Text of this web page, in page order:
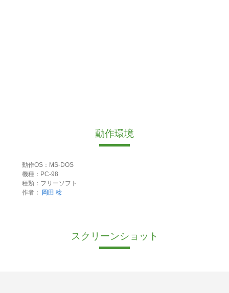
動作環境
動作OS：MS-DOS
機種：PC-98
種類：フリーソフト
作者：
岡田 稔
スクリーンショット